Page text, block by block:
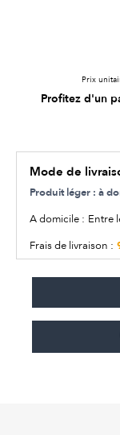
Prix
Profitez d'un
Mode de
Produit léger : à
A domicile : Entre
Frais de livraison :